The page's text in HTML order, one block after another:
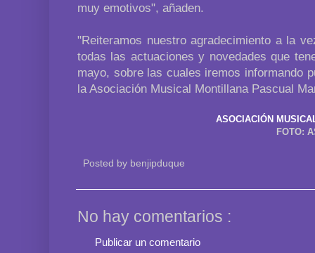
muy emotivos", añaden.
"Reiteramos nuestro agradecimiento a la
todas las actuaciones y novedades que
mayo, sobre las cuales iremos informando
la Asociación Musical Montillana Pascual
ASOCIACIÓN
FOTO:
Posted by benjipduque
No hay comentarios :
Publicar un comentario